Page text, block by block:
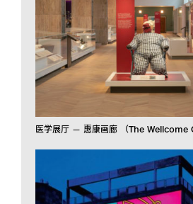
医学展厅 — 惠康画廊 （The Wellcome